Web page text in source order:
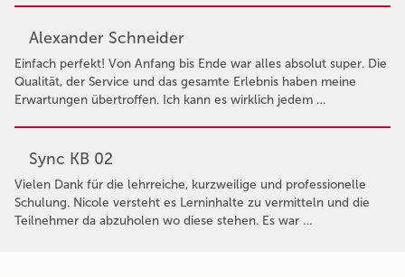
Alexander Schneider
Einfach perfekt! Von Anfang bis Ende war alles absolut super. Die
Qualität, der Service und das gesamte Erlebnis haben meine
Erwartungen übertroffen. Ich kann es wirklich jedem …
Sync KB 02
Vielen Dank für die lehrreiche, kurzweilige und professionelle
Schulung. Nicole versteht es Lerninhalte zu vermitteln und die
Teilnehmer da abzuholen wo diese stehen. Es war …